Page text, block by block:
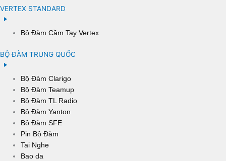
VERTEX STANDARD
Bộ Đàm Cầm Tay Vertex
BỘ ĐÀM TRUNG QUỐC
Bộ Đàm Clarigo
Bộ Đàm Teamup
Bộ Đàm TL Radio
Bộ Đàm Yanton
Bộ Đàm SFE
Pin Bộ Đàm
Tai Nghe
Bao da